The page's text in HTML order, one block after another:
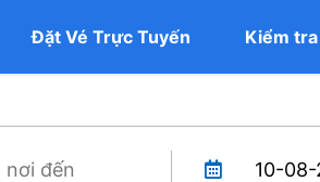
Đặt Vé Trực Tuyến Kiểm